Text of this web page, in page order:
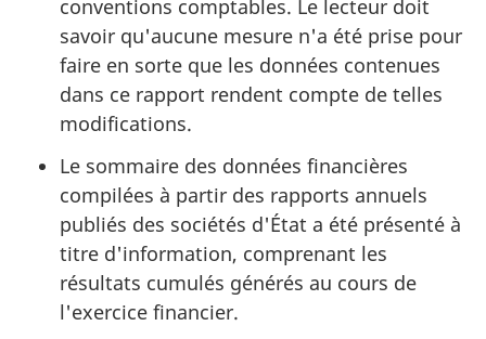
conventions comptables. Le lecteur doit
savoir qu'aucune mesure n'a été prise pour
faire en sorte que les données contenues
dans ce rapport rendent compte de telles
modifications.
Le sommaire des données financières
compilées à partir des rapports annuels
publiés des sociétés d'État a été présenté à
titre d'information, comprenant les
résultats cumulés générés au cours de
l'exercice financier.